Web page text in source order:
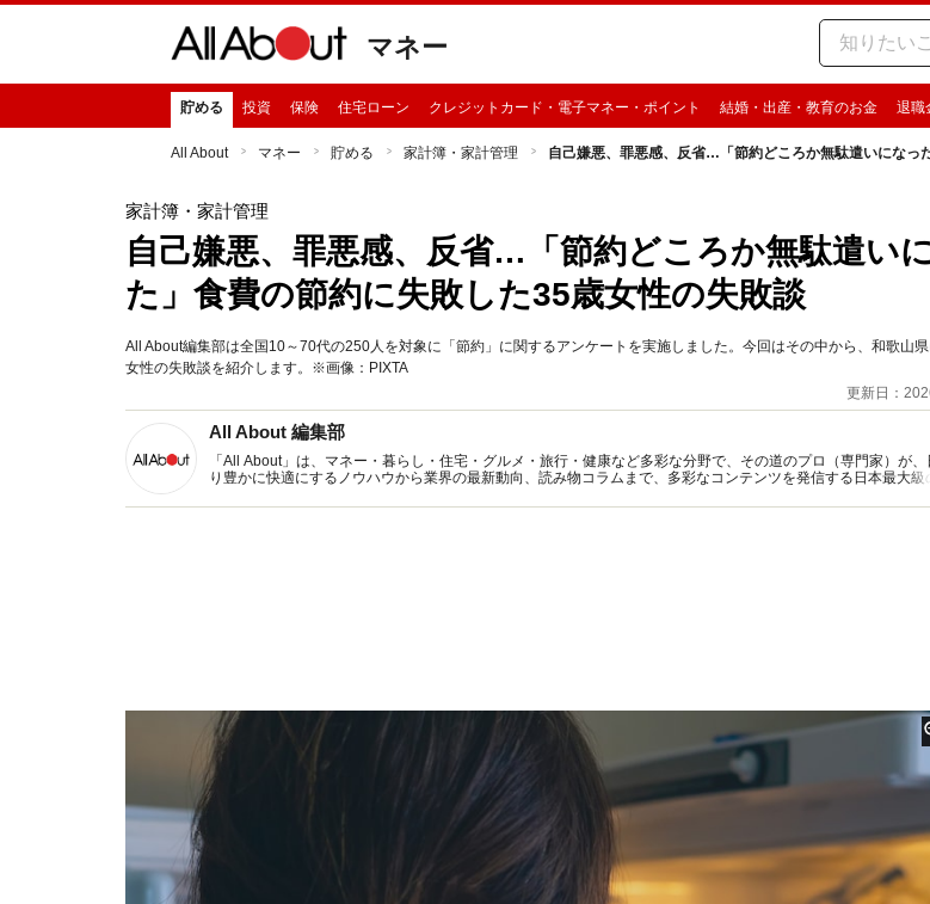
マネー
貯める 投資 保険 住宅ローン クレジットカード・電子マネー・ポイント 結婚・出産・教育のお金 退職
All About マネー 貯める 家計簿・家計管理 自己嫌悪、罪悪感、反省…「節約どころか無駄遣いになっ
家計簿・家計管理
自己嫌悪、罪悪感、反省…「節約どころか無駄遣い
た」食費の節約に失敗した35歳女性の失敗談
All About編集部は全国10～70代の250人を対象に「節約」に関するアンケートを実施しました。今回はその中から、和歌山
女性の失敗談を紹介します。※画像：PIXTA
更新日：
All About 編集部
「All About」は、マネー・暮らし・住宅・グルメ・旅行・健康など多彩な分野で、その道のプロ（専門家）が、
り豊かに快適にするノウハウから業界の最新動向、読み物コラムまで、多彩なコンテンツを発信する日本最大級